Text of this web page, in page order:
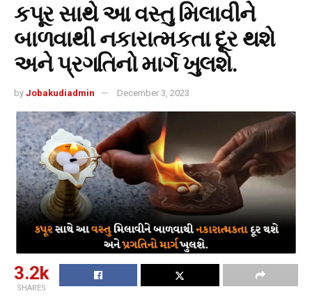
કપૂર સાથે આ વસ્તુ મિલાવીને
બાળવાથી નકારાત્મકતા દૂર થશે
અને પ્રગતિનો માર્ગ ખુલશે.
by Jobakudiadmin December 3, 2023
3.2k
SHARES